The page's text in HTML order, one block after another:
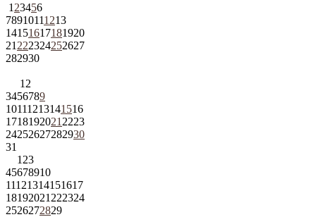
1 23456
78910111213
14151617181920
21 222324252627
282930
1 2
3456789
10111213141516
1718192021 2223
24252627282930
31
1 23
45678910
11121314151617
18192021 222324
2526272829